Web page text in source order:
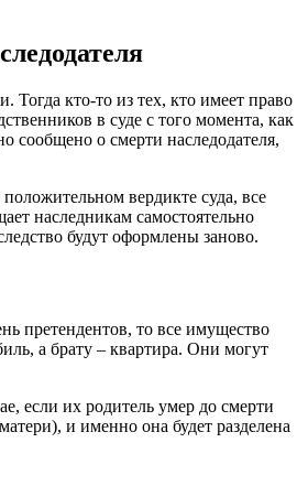
кто-то из тех, кто имеет право
в суде с того момента, как
сообщено о смерти наследодателя,
вердикте суда, все
наследникам самостоятельно
будут оформлены заново.
претендентов, то все имущество
а брату – квартира. Они могут
если их родитель умер до смерти
и именно она будет разделена